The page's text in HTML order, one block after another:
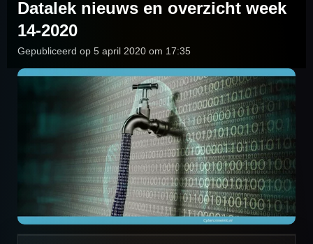
Datalek nieuws en overzicht week
14-2020
Gepubliceerd op 5 april 2020 om 17:35